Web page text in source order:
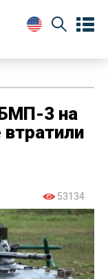
БМП-3 на
втратили
53134